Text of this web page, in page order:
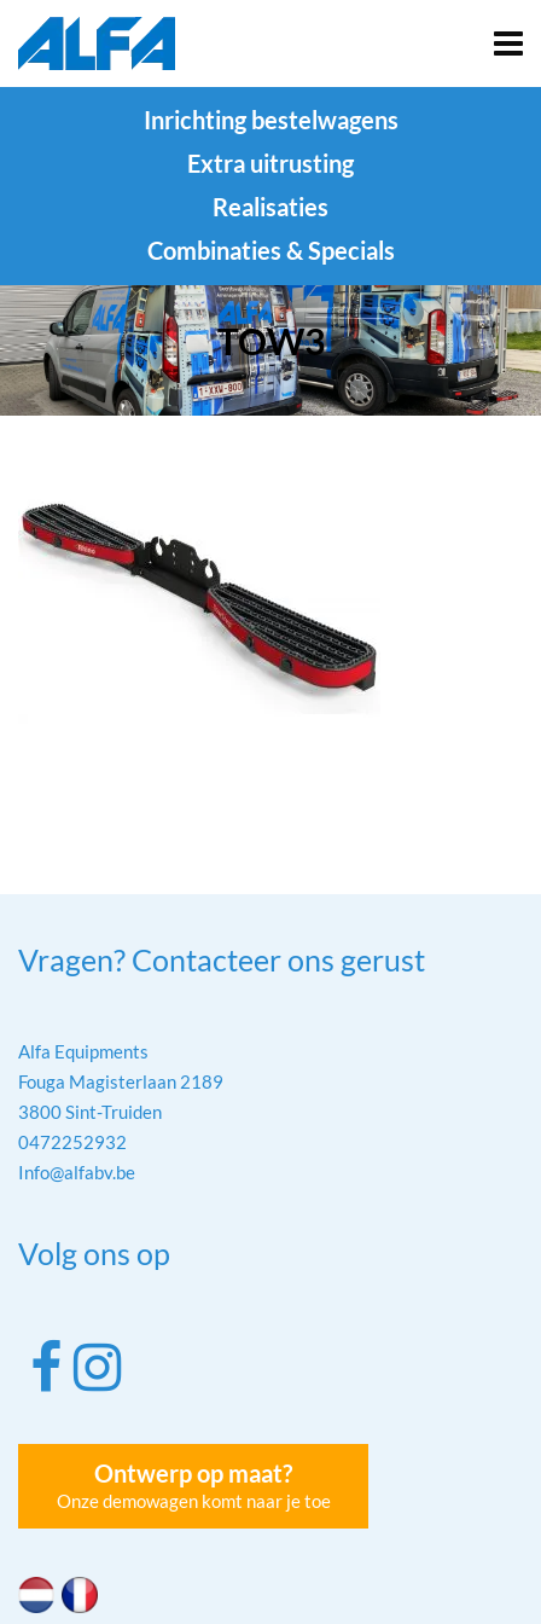
Inrichting bestelwagens
Extra uitrusting
Realisaties
Combinaties & Specials
TOW3
Vragen? Contacteer ons gerust
Alfa Equipments
Fouga Magisterlaan 2189
3800 Sint-Truiden
0472252932
Info@alfabv.be
Volg ons op
Ontwerp op maat?
Onze demowagen komt naar je toe